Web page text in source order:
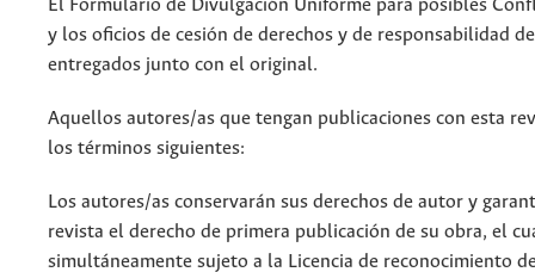
El Formulario de Divulgación Uniforme para posibles
y los oficios de cesión de derechos y de responsabilidad
entregados junto con el original.
Aquellos autores/as que tengan publicaciones con esta
los términos siguientes:
Los autores/as conservarán sus derechos de autor y
revista el derecho de primera publicación de su obra, el
simultáneamente sujeto a la Licencia de reconocimiento